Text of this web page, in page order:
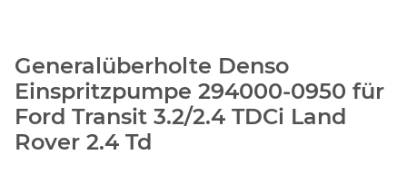
Generalüberholte Denso
Einspritzpumpe 294000-0950 für
Ford Transit 3.2/2.4 TDCi Land
Rover 2.4 Td